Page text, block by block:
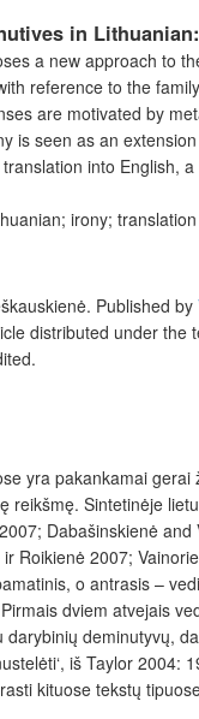
in
a new approach to
reference to the
are motivated by
is seen as an
into English,
irony;
Published by
distributed under the
yra pakankamai
reikšmę. Sintetinėje
Dabašinskienė
Roikienė 2007;
o antrasis –
dviem atvejais
deminutyvų,
iš Taylor
kituose tekstų